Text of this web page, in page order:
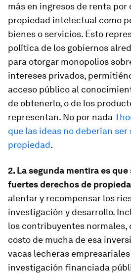
más en ingresos de renta por
propiedad intelectual como
bienes o servicios. Esto
política de los gobiernos
para otorgar monopolios
intereses privados,
acceso público al
de obtenerlo, o de los
representan. No por nada
que las ideas no deberían ser
propiedad.
2. La segunda mentira es
fuertes derechos de
alentar y recompensar los
investigación y desarrollo.
los contribuyentes normales,
costo de mucha de esa
vacas lecheras
investigación financiada